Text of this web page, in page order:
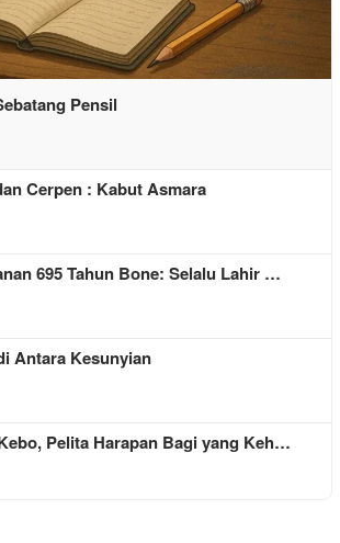
Pensil
Cerpen : Kabut Asmara
695 Tahun Bone: Selalu Lahir …
Antara Kesunyian
Pelita Harapan Bagi yang Keh…